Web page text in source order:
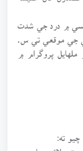
۾ درد جي شدت
جي موقعي تي س.
پروگرام ۾
ته:
جلائي ويا،